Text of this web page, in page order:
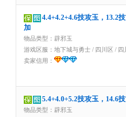
4.4+4.2+4.6技攻玉，13.2
加
物品类型：辟邪玉
游戏区服： 地下城与勇士 / 四川区 / 四
卖家信用：
5.4+4.0+5.2技攻玉，14.6
物品类型：辟邪玉